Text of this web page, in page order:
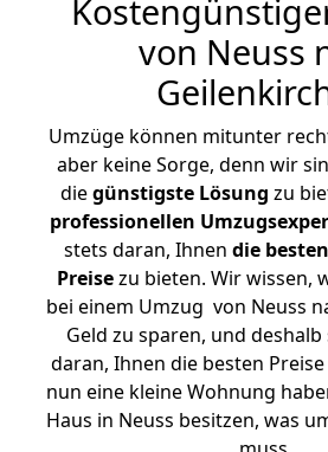
von Neuss
Umzüge können mitunter
aber keine Sorge, denn wir
diegünstigste Lösung zu
professionellen
stets daran, Ihnen die
Preisezu bieten. Wir wissen,
bei einem Umzug von Neuss
Geld zu sparen, und
daran, Ihnen die besten
nun eine kleine Wohnung
Haus in Neuss besitzen, was